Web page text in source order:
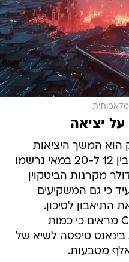
מלאכותית
יציאה
הוא המשך היציאות
מקרנות הסל האמריקאיות. בין 12 ל-20 במאי נרשמו
מיליארד דולר מקרנות הביטקוין
כי גם המשקיעים
התיאבון לסיכון.
במקביל, נתוני CryptoQuant מראים כי כמות
בינאנס טיפסה לשיא של